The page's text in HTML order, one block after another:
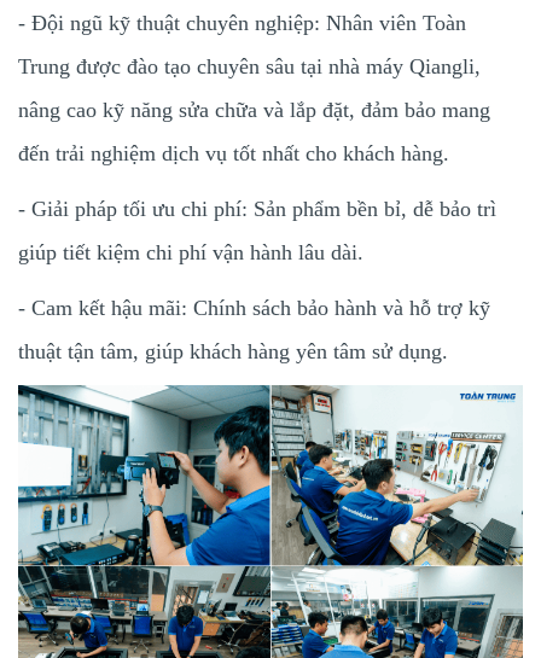
- Đội ngũ kỹ thuật chuyên nghiệp: Nhân viên Toàn
Trung được đào tạo chuyên sâu tại nhà máy Qiangli,
nâng cao kỹ năng sửa chữa và lắp đặt, đảm bảo mang
đến trải nghiệm dịch vụ tốt nhất cho khách hàng.
- Giải pháp tối ưu chi phí: Sản phẩm bền bỉ, dễ bảo trì
giúp tiết kiệm chi phí vận hành lâu dài.
- Cam kết hậu mãi: Chính sách bảo hành và hỗ trợ kỹ
thuật tận tâm, giúp khách hàng yên tâm sử dụng.